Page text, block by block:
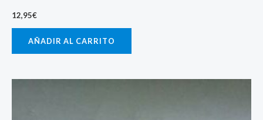
12,95€
AÑADIR AL CARRITO